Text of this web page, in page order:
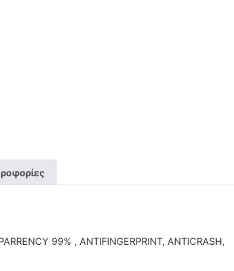
99% , ANTIFINGERPRINT, ANTICRASH,